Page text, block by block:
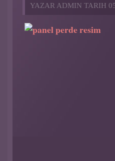
YAZAR ADMIN TARIH